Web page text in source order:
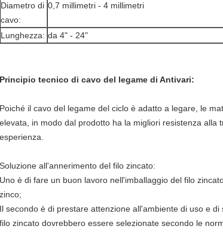
Diametro di
cavo:
0,7 millimetri - 4 millimetri
Lunghezza: da 4" - 24"
Principio tecnico di cavo del legame di Antivari:
Poiché il cavo del legame del ciclo è adatto a legare, le
elevata, in modo dal prodotto ha la migliori resistenza
esperienza.
Soluzione all'annerimento del filo zincato:
Uno è di fare un buon lavoro nell'imballaggio del filo
zinco;
Il secondo è di prestare attenzione all'ambiente di uso e
filo zincato dovrebbero essere selezionate secondo le